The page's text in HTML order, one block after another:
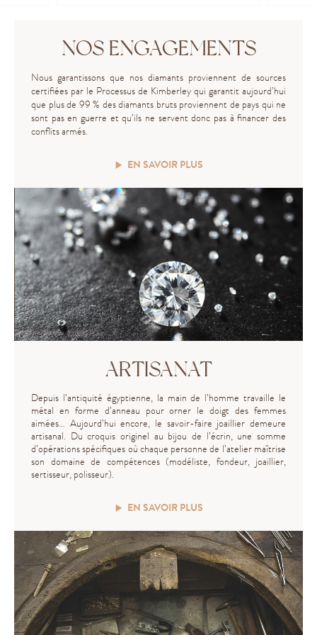
NOS ENGAGEMENTS
Nous garantissons que nos diamants proviennent de sources
certifiées par le Processus de Kimberley qui garantit aujourd’hui
que plus de 99 % des diamants bruts proviennent de pays qui ne
sont pas en guerre et qu’ils ne servent donc pas à financer des
conflits armés.
EN SAVOIR PLUS
ARTISANAT
Depuis l’antiquité égyptienne, la main de l’homme travaille le
métal en forme d’anneau pour orner le doigt des femmes
aimées… Aujourd’hui encore, le savoir-faire joaillier demeure
artisanal. Du croquis originel au bijou de l’écrin, une somme
d’opérations spécifiques où chaque personne de l’atelier maîtrise
son domaine de compétences (modéliste, fondeur, joaillier,
sertisseur, polisseur).
EN SAVOIR PLUS